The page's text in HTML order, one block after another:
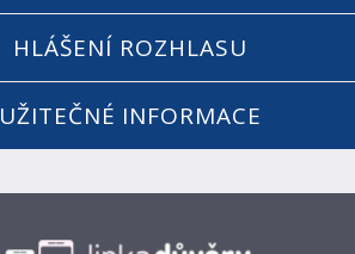
HLÁŠENÍ ROZHLASU
UŽITEČNÉ INFORMACE